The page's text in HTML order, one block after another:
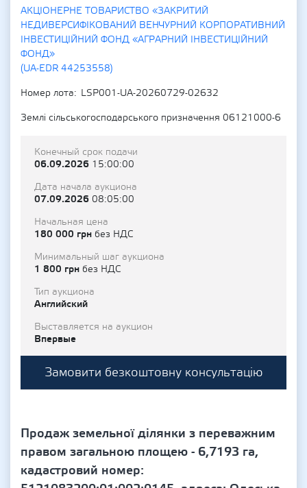
АКЦІОНЕРНЕ ТОВАРИСТВО «ЗАКРИТИЙ
НЕДИВЕРСИФІКОВАНИЙ ВЕНЧУРНИЙ КОРПОРАТИВНИЙ
ІНВЕСТИЦІЙНИЙ ФОНД «АГРАРНИЙ ІНВЕСТИЦІЙНИЙ
ФОНД»
(UA-EDR 44253558)
Номер лота
LSP001-UA-20260729-02632
Землі сільськогосподарського призначення 06121000-6
Конечный срок подачи
06.09.2026 15:00:00
Дата начала аукциона
07.09.2026 08:05:00
Начальная цена
180 000 грн без НДС
Минимальный шаг аукциона
1 800 грн без НДС
Тип аукциона
Английский
Выставляется на аукцион
Впервые
Замовити безкоштовну консультацію
Продаж земельної ділянки з переважним
правом загальною площею - 6,7193 га,
кадастровий номер: